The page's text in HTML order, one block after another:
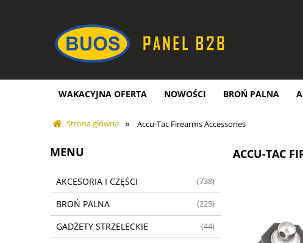
WAKACYJNA OFERTA NOWOŚCI BROŃ PALNA
GADŻETY STRZELECKIE - PL - / - EN -
Strona główna » Accu-Tac Firearms Accessories
MENU
AKCESORIA I CZĘŚCI (738)
BROŃ PALNA (225)
GADŻETY STRZELECKIE (44)
ACCU-TAC